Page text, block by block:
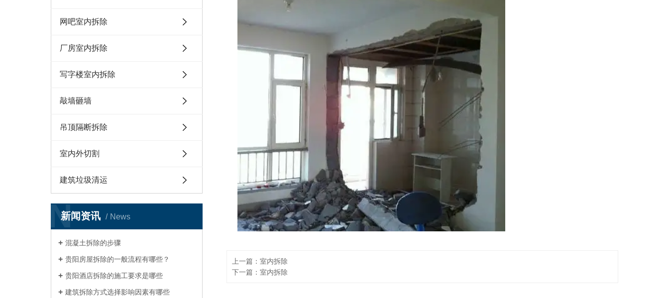
网吧室内拆除
厂房室内拆除
写字楼室内拆除
敲墙砸墙
吊顶隔断拆除
室内外切割
建筑垃圾清运
新闻资讯 News
N
混凝土拆除的步骤
贵阳房屋拆除的一般流程有哪些？
贵阳酒店拆除的施工要求是哪些
建筑拆除方式选择影响因素有哪些
上一篇：室内拆除
下一篇：室内拆除